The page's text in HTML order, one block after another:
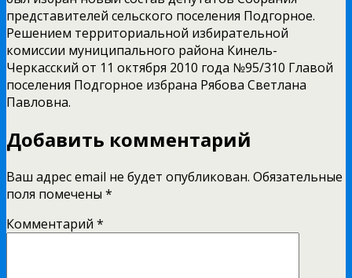
представителей сельского поселения Подгорное.
Решением территориальной избирательной
комиссии муниципального района Кинель-
Черкасский от 11 октября 2010 года №95/310 Главой
поселения Подгорное избрана Рябова Светлана
Павловна.
Добавить комментарий
Ваш адрес email не будет опубликован. Обязательные
поля помечены *
Комментарий *